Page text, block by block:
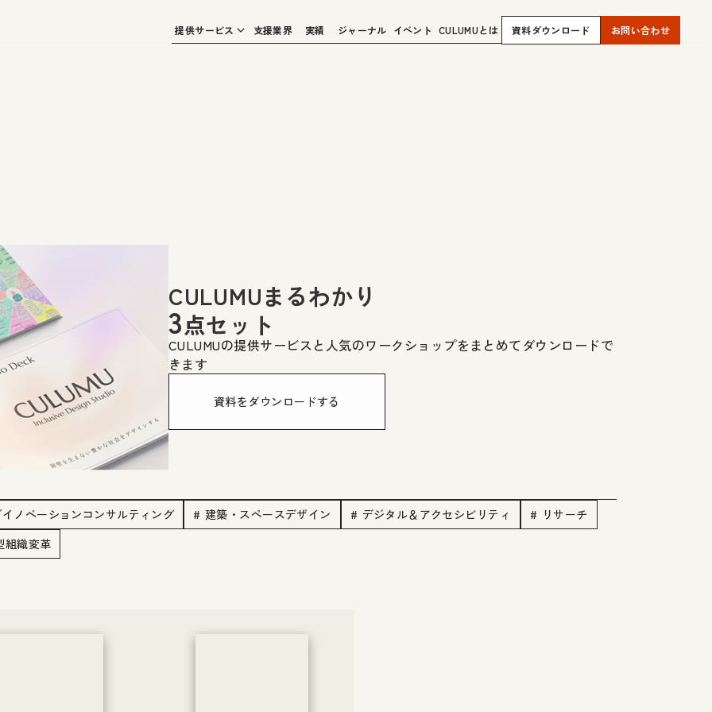
提供サービス 支援業界 実績 ジャーナル イベント CULUMUとは 資料ダウンロード お問い合わせ
CULUMUまるわかり
3点セット
CULUMUの提供サービスと人気のワークショップをまとめてダウンロードで
きます
資料をダウンロードする
ノベーションコンサルティング # 建築・スペースデザイン # デジタル＆アクセシビリティ
# リサーチ
組織変革